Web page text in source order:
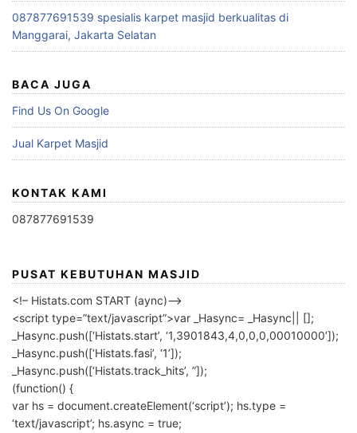
087877691539 spesialis karpet masjid berkualitas di
Manggarai, Jakarta Selatan
BACA JUGA
Find Us On Google
Jual Karpet Masjid
KONTAK KAMI
087877691539
PUSAT KEBUTUHAN MASJID
<!– Histats.com START (aync)–>
<script type=”text/javascript”>var _Hasync= _Hasync|| [];
_Hasync.push([‘Histats.start’, ‘1,3901843,4,0,0,0,00010000’]);
_Hasync.push([‘Histats.fasi’, ‘1’]);
_Hasync.push([‘Histats.track_hits’, ”]);
(function() {
var hs = document.createElement(‘script’); hs.type =
‘text/javascript’; hs.async = true;